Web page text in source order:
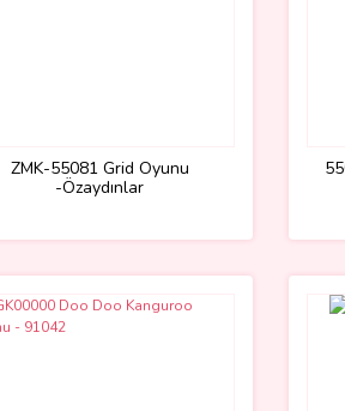
ZMK-55081 Grid Oyunu
-Özaydınlar